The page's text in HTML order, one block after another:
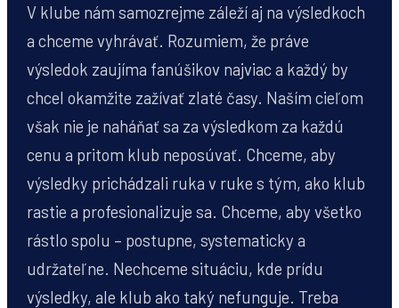
V klube nám samozrejme záleží aj na výsledkoch
a chceme vyhrávať. Rozumiem, že práve
výsledok zaujíma fanúšikov najviac a každý by
chcel okamžite zažívať zlaté časy. Naším cieľom
však nie je naháňať sa za výsledkom za každú
cenu a pritom klub neposúvať. Chceme, aby
výsledky prichádzali ruka v ruke s tým, ako klub
rastie a profesionalizuje sa. Chceme, aby všetko
rástlo spolu – postupne, systematicky a
udržateľne. Nechceme situáciu, kde prídu
výsledky, ale klub ako taký nefunguje. Treba